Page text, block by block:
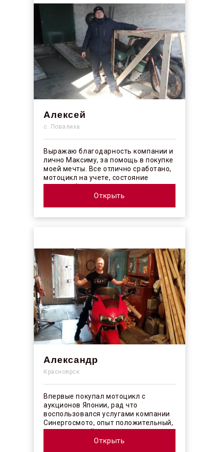
Алексей
с. Повалиха
Выражаю благодарность компании и
лично Максиму, за помощь в покупке
моей мечты. Все отлично сработано,
мотоцикл на учете, состояние
отличное! ...
Открыть
Александр
Красноярск
Впервые покупал мотоцикл с
аукционов Японии, рад что
воспользовался услугами компании
Синергосмото, опыт положительный,
коллектив действительно
профессионалы своего ...
Открыть